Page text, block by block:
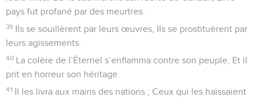
pays fut profané par des meurtres.
39 Ils se souillèrent par leurs œuvres, Ils se prostituèrent par
leurs agissements.
40 La colère de l’Éternel s’enflamma contre son peuple, Et il
prit en horreur son héritage.
41 Il les livra aux mains des nations ; Ceux qui les haïssaient